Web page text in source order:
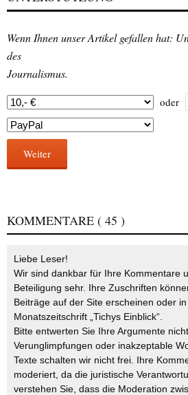
Wenn Ihnen unser Artikel gefallen hat:
des
Journalismus.
oder
Weiter
KOMMENTARE ( 45 )
Liebe Leser!
Wir sind dankbar für Ihre Kommentare
Beteiligung sehr. Ihre Zuschriften
Beiträge auf der Site erscheinen oder
Monatszeitschrift „Tichys Einblick“.
Bitte entwerten Sie Ihre Argumente
Verunglimpfungen oder inakzeptable
Texte schalten wir nicht frei. Ihre
moderiert, da die juristische
verstehen Sie, dass die Moderation